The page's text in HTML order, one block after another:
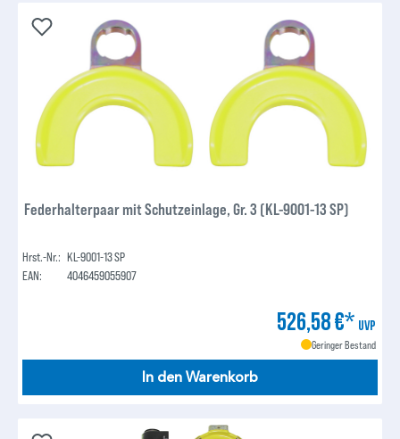
Federhalterpaar mit Schutzeinlage, Gr. 3 (KL-9001-13 SP)
Hrst.-Nr.: KL-9001-13 SP
EAN:
4046459055907
526,58 €* UVP
Geringer Bestand
In den Warenkorb